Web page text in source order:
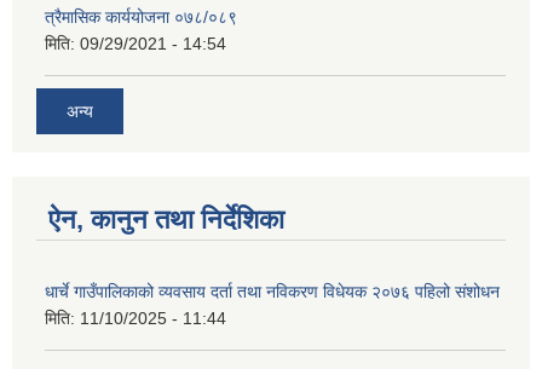
त्रैमासिक कार्ययोजना ०७८/०८९
मिति: 09/29/2021 - 14:54
अन्य
ऐन, कानुन तथा निर्देशिका
धार्चे गाउँपालिकाको व्यवसाय दर्ता तथा नविकरण विधेयक २०७६ पहिलो संशोधन
मिति: 11/10/2025 - 11:44